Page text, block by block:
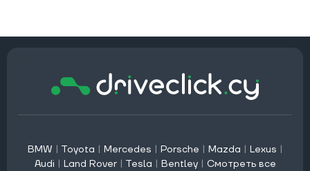
BMW | Toyota | Mercedes | Porsche | Mazda | Lexus |
Audi | Land Rover | Tesla | Bentley | Смотреть все